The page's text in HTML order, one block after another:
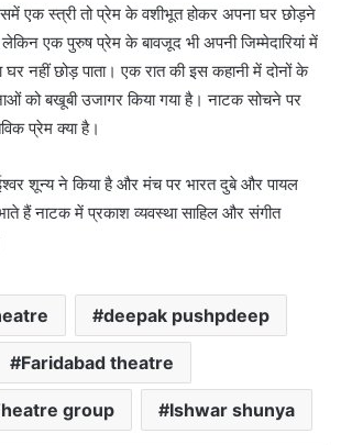
एक स्त्री तो प्रेम के वशीभूत होकर अपना घर छोड़ने
एक पुरुष प्रेम के बावजूद भी अपनी जिम्मेदारियां में
नहीं छोड़ पाता। एक रात की इस कहानी में दोनों के
को बखूबी उजागर किया गया है। नाटक सोचने पर
प्रेम क्या है।
शून्य ने किया है और मंच पर भारत दुबे और पायल
हैं नाटक में प्रकाश व्यवस्था साहिल और संगीत
deepak pushpdeep
Faridabad theatre
group Ishwar shunya